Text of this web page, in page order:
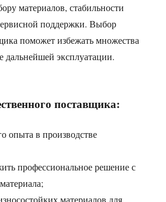
материалов, стабильности
поддержки. Выбор
поможет избежать множества
дальнейшей эксплуатации.
поставщика:
опыта в производстве
профессиональное решение с
материалов для